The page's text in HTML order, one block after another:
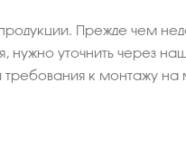
Прежде чем
уточнить через
к монтажу